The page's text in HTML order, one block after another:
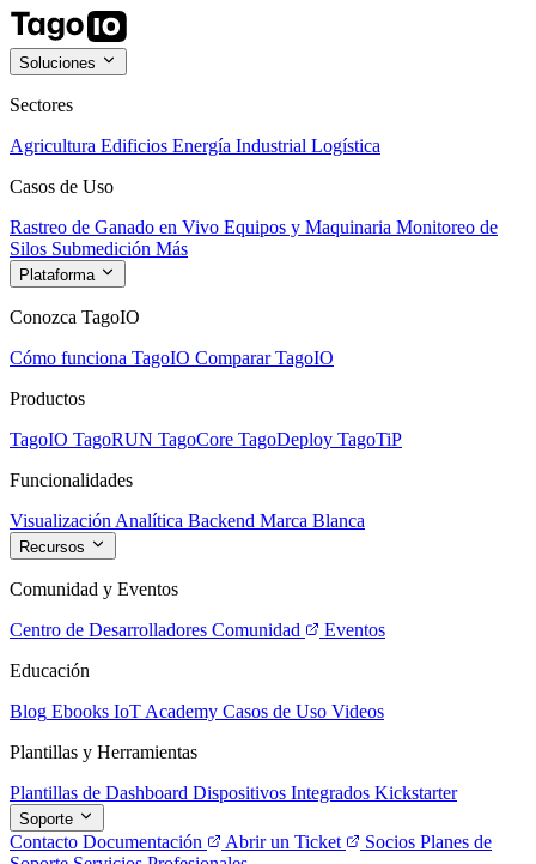
Soluciones
Sectores
Agricultura Edificios Energía Industrial Logística
Casos de Uso
Rastreo de Ganado en Vivo Equipos y Maquinaria Monitoreo de
Silos Submedición Más
Plataforma
Conozca TagoIO
Cómo funciona TagoIO Comparar TagoIO
Productos
TagoIO TagoRUN TagoCore TagoDeploy TagoTiP
Funcionalidades
Visualización Analítica Backend Marca Blanca
Recursos
Comunidad y Eventos
Centro de Desarrolladores Comunidad
Eventos
Educación
Blog Ebooks IoT Academy Casos de Uso Videos
Plantillas y Herramientas
Plantillas de Dashboard Dispositivos Integrados Kickstarter
Soporte
Contacto Documentación Abrir un Ticket Socios Planes de